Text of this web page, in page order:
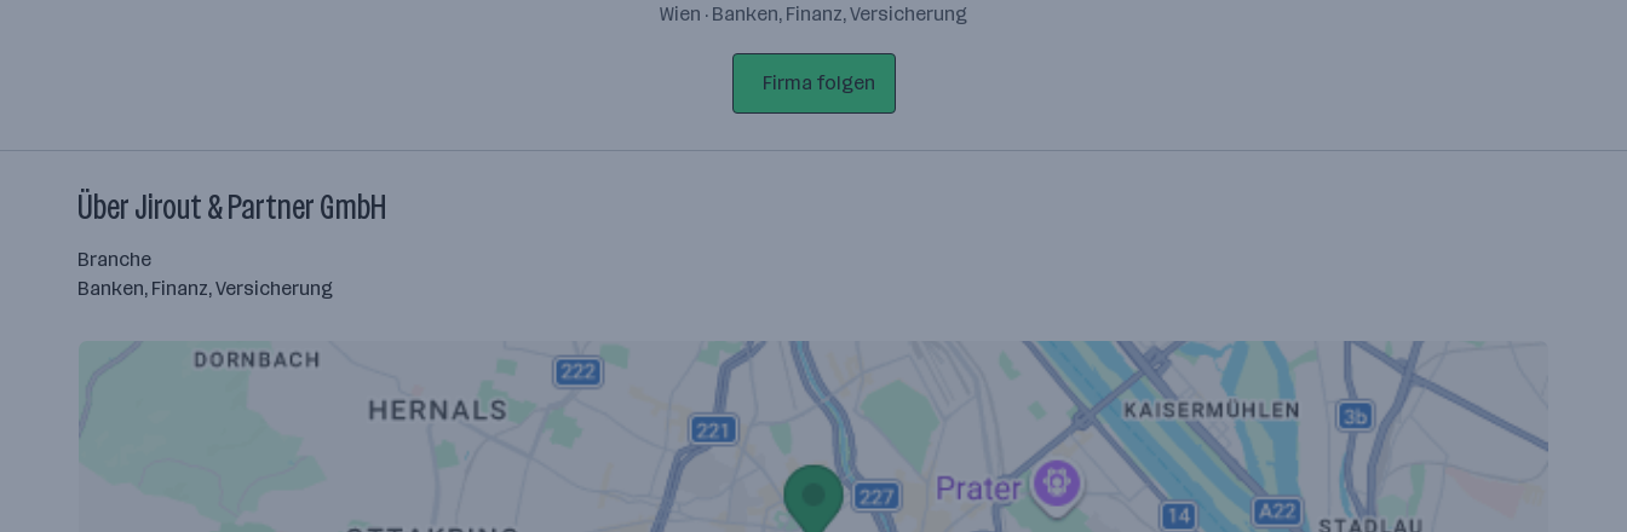
Wien · Banken, Finanz, Versicherung
Firma folgen
Über Jirout & Partner GmbH
Branche
Banken, Finanz, Versicherung